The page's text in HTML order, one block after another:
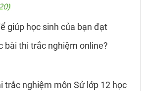
giúp học sinh của bạn đạt
bài thi trắc nghiệm online?
trắc nghiệm môn Sử lớp 12 học